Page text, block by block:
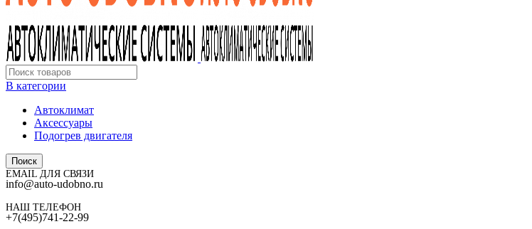
В категории
Автоклимат
Аксессуары
Подогрев двигателя
Поиск
EMAIL ДЛЯ СВЯЗИ
info@auto-udobno.ru
НАШ ТЕЛЕФОН
+7(495)741-22-99